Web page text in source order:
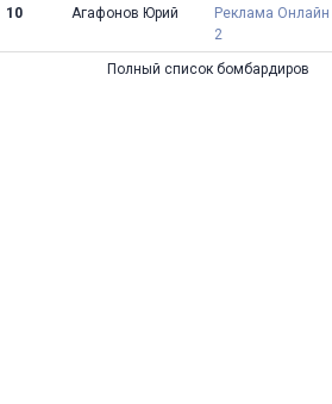
10 Агафонов Юрий
Реклама Онлайн
2
Полный список бомбардиров